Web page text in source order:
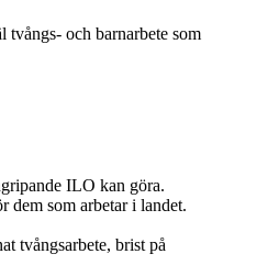
tvångs- och barnarbete som
ILO kan göra.
dem som arbetar i landet.
tvångsarbete, brist på